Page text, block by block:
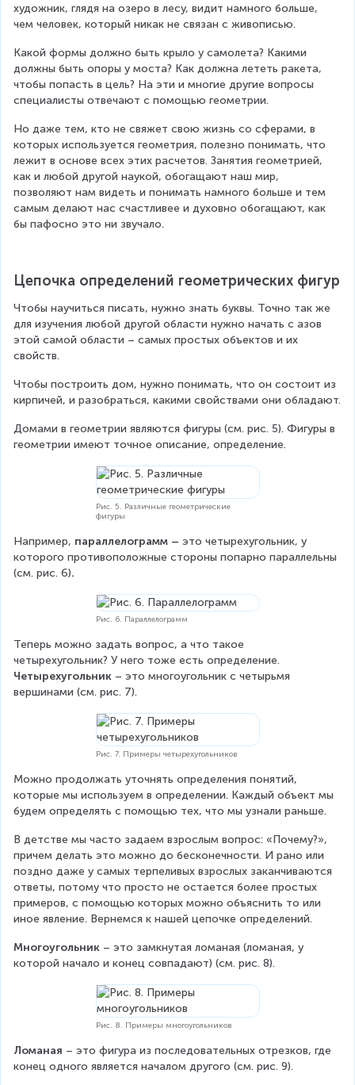
художник, глядя на озеро в лесу, видит намного больше,
чем человек, который никак не связан с живописью.
Какой формы должно быть крыло у самолета? Какими
должны быть опоры у моста? Как должна лететь ракета,
чтобы попасть в цель? На эти и многие другие вопросы
специалисты отвечают с помощью геометрии.
Но даже тем, кто не свяжет свою жизнь со сферами, в
которых используется геометрия, полезно понимать, что
лежит в основе всех этих расчетов. Занятия геометрией,
как и любой другой наукой, обогащают наш мир,
позволяют нам видеть и понимать намного больше и тем
самым делают нас счастливее и духовно обогащают, как
бы пафосно это ни звучало.
Цепочка определений геометрических фигур
Чтобы научиться писать, нужно знать буквы. Точно так же
для изучения любой другой области нужно начать с азов
этой самой области – самых простых объектов и их
свойств.
Чтобы построить дом, нужно понимать, что он состоит из
кирпичей, и разобраться, какими свойствами они обладают.
Домами в геометрии являются фигуры (см. рис. 5). Фигуры в
геометрии имеют точное описание, определение.
Рис. 5. Различные геометрические
фигуры
Например, параллелограмм – это четырехугольник, у
которого противоположные стороны попарно параллельны
(см. рис. 6).
Рис. 6. Параллелограмм
Теперь можно задать вопрос, а что такое
четырехугольник? У него тоже есть определение.
Четырехугольник – это многоугольник с четырьмя
вершинами (см. рис. 7).
Рис. 7. Примеры четырехугольников
Можно продолжать уточнять определения понятий,
которые мы используем в определении. Каждый объект мы
будем определять с помощью тех, что мы узнали раньше.
В детстве мы часто задаем взрослым вопрос: «Почему?»,
причем делать это можно до бесконечности. И рано или
поздно даже у самых терпеливых взрослых заканчиваются
ответы, потому что просто не остается более простых
примеров, с помощью которых можно объяснить то или
иное явление. Вернемся к нашей цепочке определений.
Многоугольник – это замкнутая ломаная (ломаная, у
которой начало и конец совпадают) (см. рис. 8).
Рис. 8. Примеры многоугольников
Ломаная – это фигура из последовательных отрезков, где
конец одного является началом другого (см. рис. 9).